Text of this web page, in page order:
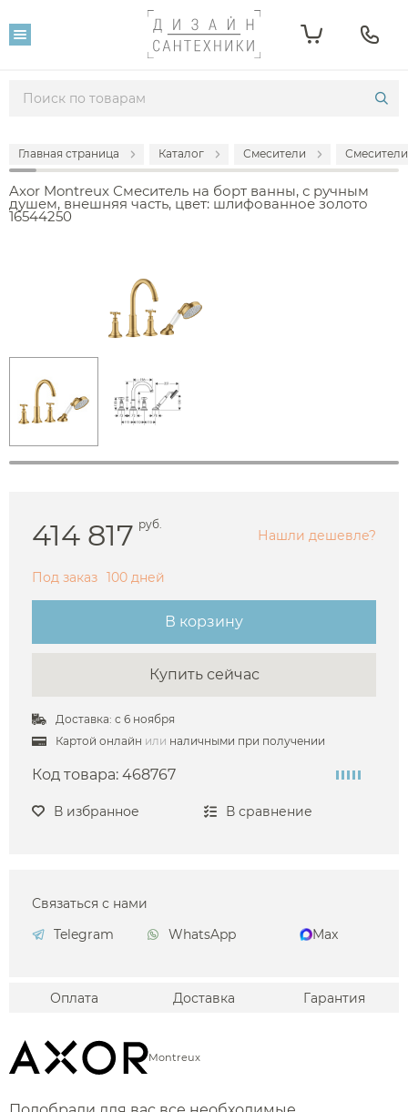
Главная страница Каталог Смесители
Axor Montreux Смеситель на борт ванны, с ручным
душем, внешняя часть, цвет: шлифованное золото
16544250
414 817 руб.
Нашли дешевле?
Под заказ 100 дней
В корзину
Купить сейчас
Доставка: с 6 ноября
Картой онлайн или наличными при получении
Код товара: 468767
В избранное В сравнение
Связаться с нами
Telegram
WhatsApp Max
Оплата Доставка Гарантия
Montreux